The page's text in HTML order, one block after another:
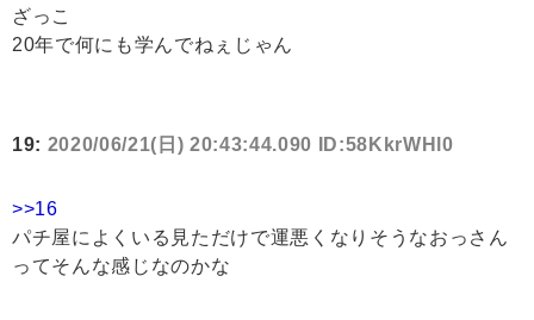
ざっこ
20年で何にも学んでねぇじゃん
19: 2020/06/21(日) 20:43:44.090 ID:58KkrWHl0
>>16
パチ屋によくいる見ただけで運悪くなりそうなおっさん
ってそんな感じなのかな